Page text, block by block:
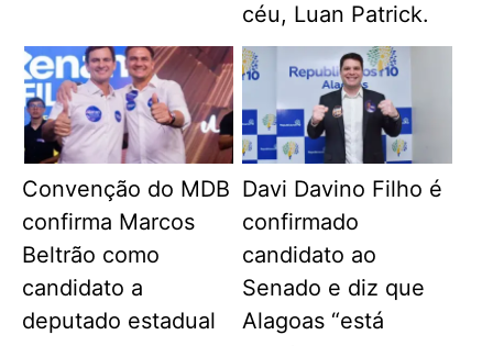
céu, Luan Patrick.
Convenção do MDB
confirma Marcos
Beltrão como
candidato a
deputado estadual
Davi Davino Filho é
confirmado
candidato ao
Senado e diz que
Alagoas “está